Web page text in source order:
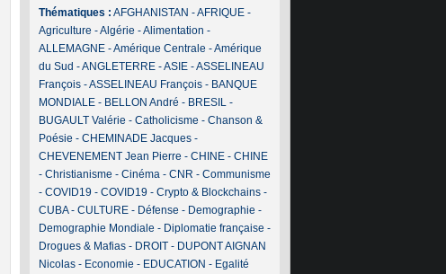
Thématiques : AFGHANISTAN -AFRIQUE-
Agriculture -Algérie -Alimentation -
ALLEMAGNE-Amérique Centrale -Amérique
du Sud -ANGLETERRE-ASIE-ASSELINEAU
François-ASSELINEAU François- BANQUE
MONDIALE- BELLON André - BRESIL-
BUGAULT Valérie - Catholicisme - Chanson &
Poésie - CHEMINADE Jacques-
CHEVENEMENT Jean Pierre - CHINE- CHINE
- Christianisme - Cinéma- CNR - Communisme
- COVID19 - COVID19 - Crypto & Blockchains-
CUBA- CULTURE- Défense - Demographie -
Demographie Mondiale - Diplomatie française -
Drogues & Mafias- DROIT- DUPONT AIGNAN
Nicolas- Economie - EDUCATION - Egalité